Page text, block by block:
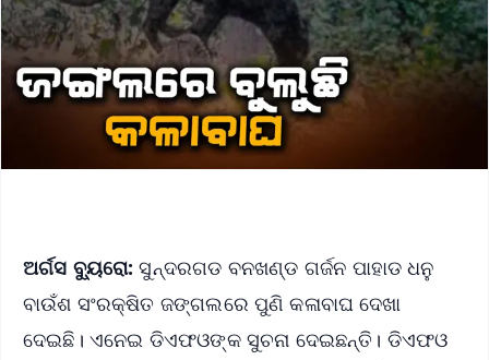
ଅର୍ଗସ ବ୍ୟୁରୋ: ସୁନ୍ଦରଗଡ ବନଖଣ୍ଡ ଗର୍ଜନ ପାହାଡ ଧନୁ
ବାଉଁଶ ସଂରକ୍ଷିତ ଜଙ୍ଗଲରେ ପୁଣି କଳାବାଘ ଦେଖା
ଦେଇଛି। ଏନେଇ ଡିଏଫଓଙ୍କ ସୁଚନା ଦେଇଛନ୍ତି। ଡିଏଫଓ